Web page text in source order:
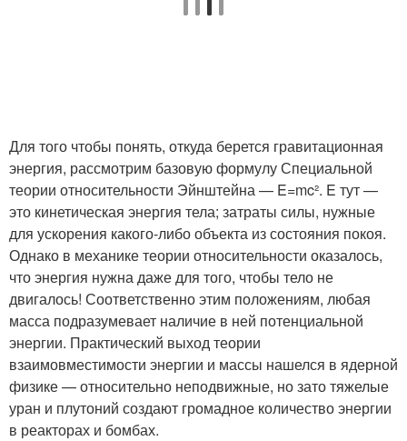
Для того чтобы понять, откуда берется гравитационная
энергия, рассмотрим базовую формулу Специальной
теории относительности Эйнштейна — E=mc². E тут —
это кинетическая энергия тела; затраты силы, нужные
для ускорения какого-либо объекта из состояния покоя.
Однако в механике теории относительности оказалось,
что энергия нужна даже для того, чтобы тело не
двигалось! Соответственно этим положениям, любая
масса подразумевает наличие в ней потенциальной
энергии. Практический выход теории
взаимовместимости энергии и массы нашелся в ядерной
физике — относительно неподвижные, но зато тяжелые
уран и плутоний создают громадное количество энергии
в реакторах и бомбах.